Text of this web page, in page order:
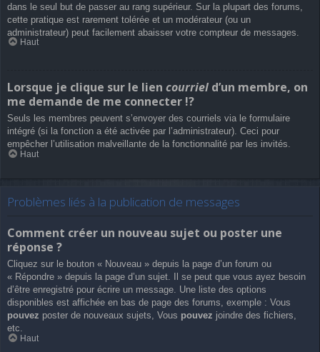
dans le seul but de passer au rang supérieur. Sur la plupart des forums,
cette pratique est rarement tolérée et un modérateur (ou un
administrateur) peut facilement abaisser votre compteur de messages.
Haut
Lorsque je clique sur le lien courriel d’un membre, on
me demande de me connecter !?
Seuls les membres peuvent s’envoyer des courriels via le formulaire
intégré (si la fonction a été activée par l’administrateur). Ceci pour
empêcher l’utilisation malveillante de la fonctionnalité par les invités.
Haut
Problèmes liés à la publication de messages
Comment créer un nouveau sujet ou poster une
réponse ?
Cliquez sur le bouton « Nouveau » depuis la page d’un forum ou
« Répondre » depuis la page d’un sujet. Il se peut que vous ayez besoin
d’être enregistré pour écrire un message. Une liste des options
disponibles est affichée en bas de page des forums, exemple : Vous
pouvez poster de nouveaux sujets, Vous pouvez joindre des fichiers,
etc.
Haut